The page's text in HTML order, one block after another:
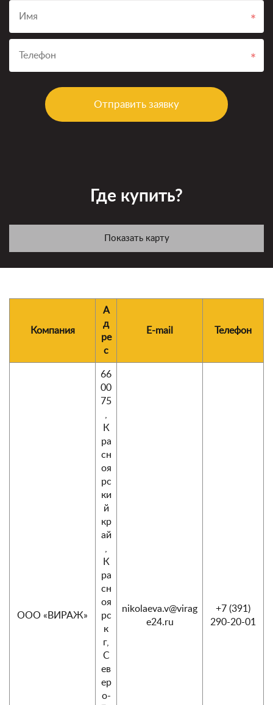
Имя
Телефон
Отправить заявку
Где купить?
Показать карту
Компания
А
д
ре
с
E-mail Телефон
ООО «ВИРАЖ»
66
00
75
К
ра
сн
оя
рс
ки
й
кр
ай
К
ра
сн
оя
рс
к
г,
С
ев
ер
о-
nikolaeva.v@virag
e24.ru
+7 (391)
290-20-01